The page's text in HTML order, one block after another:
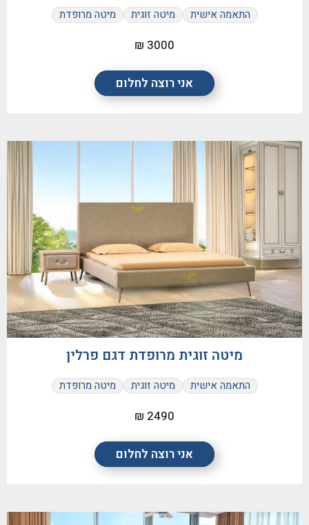
אני רוצה לחלום
התאמה אישית מיטה זוגית מיטה מרופדת
3000 ₪
אני רוצה לחלום
מיטה זוגית מרופדת דגם פרלין
התאמה אישית מיטה זוגית מיטה מרופדת
2490 ₪